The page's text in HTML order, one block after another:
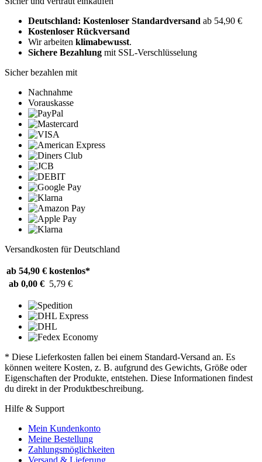
Deutschland: Kostenloser Standardversand ab 54,90 €
Kostenloser Rückversand
Wir arbeiten klimabewusst.
Sichere Bezahlung mit SSL-Verschlüsselung
Sicher bezahlen mit
Nachnahme
Vorauskasse
Versandkosten für Deutschland
ab 54,90 € kostenlos*
ab 0,00 € 5,79 €
* Diese Lieferkosten fallen bei einem Standard-Versand an. Es
können weitere Kosten, z. B. aufgrund des Gewichts, Größe oder
Eigenschaften der Produkte, entstehen. Diese Informationen findest
du direkt in der Produktbeschreibung.
Hilfe & Support
Mein Kundenkonto
Meine Bestellung
Zahlungsmöglichkeiten